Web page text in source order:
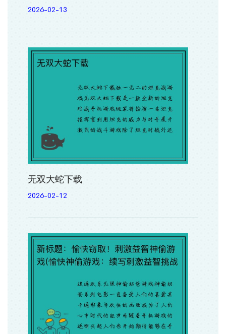
2026-02-13
无双大蛇下载
2026-02-12